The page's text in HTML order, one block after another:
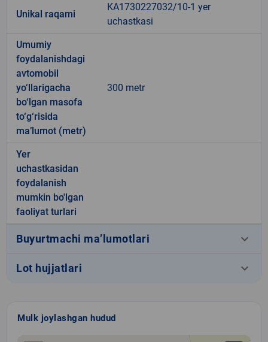
Unikal raqami
KA1730227032/10-1 yer
uchastkasi
Umumiy
foydalanishdagi
avtomobil
yo‘llarigacha
bo‘lgan masofa
to‘g‘risida
ma’lumot (metr)
300 metr
Yer
uchastkasidan
foydalanish
mumkin bo'lgan
faoliyat turlari
Buyurtmachi ma’lumotlari keyboard_arrow_down
Lot hujjatlari keyboard_arrow_down
Mulk joylashgan hudud